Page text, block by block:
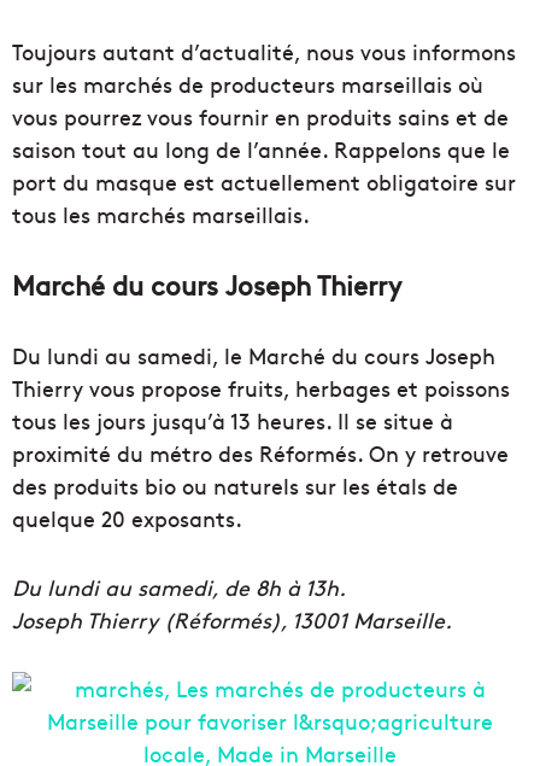
Toujours autant d’actualité, nous vous informons
sur les marchés de producteurs marseillais où
vous pourrez vous fournir en produits sains et de
saison tout au long de l’année. Rappelons que le
port du masque est actuellement obligatoire sur
tous les marchés marseillais.
Marché du cours Joseph Thierry
Du lundi au samedi, le Marché du cours Joseph
Thierry vous propose fruits, herbages et poissons
tous les jours jusqu’à 13 heures. Il se situe à
proximité du métro des Réformés. On y retrouve
des produits bio ou naturels sur les étals de
quelque 20 exposants.
Du lundi au samedi, de 8h à 13h.
Joseph Thierry (Réformés), 13001 Marseille.